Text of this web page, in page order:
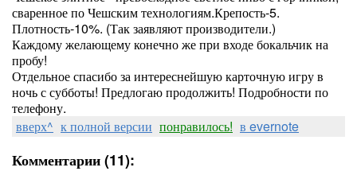
сваренное по Чешским технологиям.Крепость-5.
Плотность-10%. (Так заявляют производители.)
Каждому желающему конечно же при входе бокальчик на
пробу!
Отдельное спасибо за интереснейшую карточную игру в
ночь с субботы! Предлогаю продолжить! Подробности по
телефону.
вверх^ к полной версии понравилось! в evernote
Комментарии (11):